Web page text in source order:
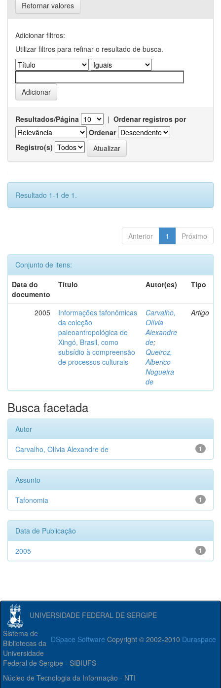
Retornar valores
Adicionar filtros:
Utilizar filtros para refinar o resultado de busca.
Resultados/Página | Ordenar registros por
Ordenar
Registro(s)
Resultado 1-1 de 1.
Anterior 1 Próximo
Conjunto de itens:
Data do
documento
Título Autor(es) Tipo
2005
Informações tafonômicas
da coleção
paleoantropológica de
Xingó, Brasil, como
subsídio à compreensão
de processos culturais
Carvalho,
Olívia
Alexandre
de;
Queiroz,
Alberico
Nogueira
de
Artigo
Busca facetada
Autor
1
Carvalho, Olívia Alexandre de
Assunto
1
Tafonomia
Data de Publicação
1
2005
UNIVERSIDADE FEDERAL DE SERGIPE
DSpace Software Copyright © 2002-2010 Duraspace
Sistema de
Bibliotecas da
Universidade
Federal de Sergipe - SIBIUFS
Núcleo de Tecnologia da Informação - NTI